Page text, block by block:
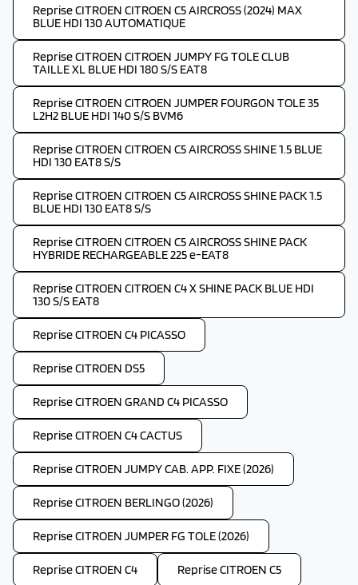
Reprise CITROEN CITROEN C5 AIRCROSS (2024) MAX
BLUE HDI 130 AUTOMATIQUE
Reprise CITROEN CITROEN JUMPY FG TOLE CLUB
TAILLE XL BLUE HDI 180 S/S EAT8
Reprise CITROEN CITROEN JUMPER FOURGON TOLE 35
L2H2 BLUE HDI 140 S/S BVM6
Reprise CITROEN CITROEN C5 AIRCROSS SHINE 1.5 BLUE
HDI 130 EAT8 S/S
Reprise CITROEN CITROEN C5 AIRCROSS SHINE PACK 1.5
BLUE HDI 130 EAT8 S/S
Reprise CITROEN CITROEN C5 AIRCROSS SHINE PACK
HYBRIDE RECHARGEABLE 225 e-EAT8
Reprise CITROEN CITROEN C4 X SHINE PACK BLUE HDI
130 S/S EAT8
Reprise CITROEN C4 PICASSO
Reprise CITROEN DS5
Reprise CITROEN GRAND C4 PICASSO
Reprise CITROEN C4 CACTUS
Reprise CITROEN JUMPY CAB. APP. FIXE (2026)
Reprise CITROEN BERLINGO (2026)
Reprise CITROEN JUMPER FG TOLE (2026)
Reprise CITROEN C4 Reprise CITROEN C5